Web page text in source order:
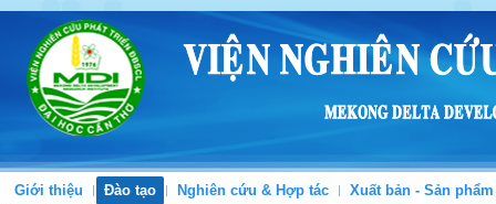
Giới thiệu Đào tạo Nghiên cứu & Hợp tác Xuất bản - Sản phẩm